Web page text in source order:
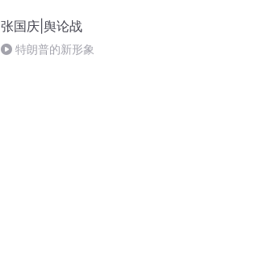
张国庆|舆论战
特朗普的新形象